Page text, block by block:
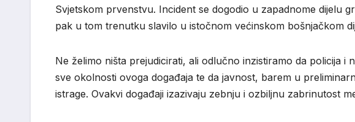
Svjetskom prvenstvu. Incident se dogodio u zapadnome dijelu
pak u tom trenutku slavilo u istočnom većinskom bošnjačkom
Ne želimo ništa prejudicirati, ali odlučno inzistiramo da policija i
sve okolnosti ovoga događaja te da javnost, barem u
istrage. Ovakvi događaji izazivaju zebnju i ozbiljnu zabrinutost